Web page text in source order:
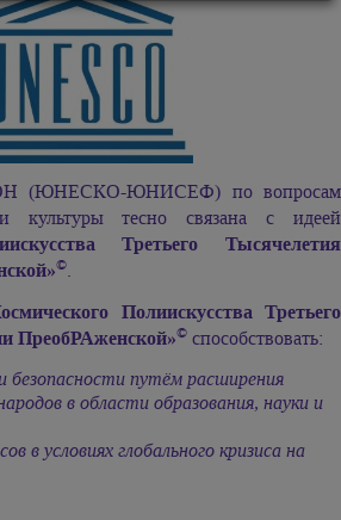
(ЮНЕСКО-ЮНИСЕФ) по вопросам
культуры тесно связана с идеей
Третьего Тысячелетия
©.
Полиискусства Третьего
ПреобРАженской»© способствовать:
безопасности путём расширения
в области образования, науки и
в условиях глобального кризиса на